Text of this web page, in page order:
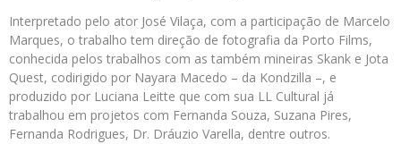
Interpretado pelo ator José Vilaça, com a participação de Marcelo
Marques, o trabalho tem direção de fotografia da Porto Films,
conhecida pelos trabalhos com as também mineiras Skank e Jota
Quest, codirigido por Nayara Macedo – da Kondzilla –, e
produzido por Luciana Leitte que com sua LL Cultural já
trabalhou em projetos com Fernanda Souza, Suzana Pires,
Fernanda Rodrigues, Dr. Dráuzio Varella, dentre outros.